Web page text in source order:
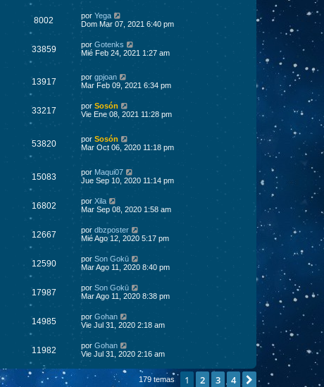
8002 por Yega
Dom Mar 07, 2021 6:40 pm
33859 por Gotenks
Mié Feb 24, 2021 1:27 am
13917 por gpjoan
Mar Feb 09, 2021 6:34 pm
33217 por Sosón
Vie Ene 08, 2021 11:28 pm
53820 por Sosón
Mar Oct 06, 2020 11:18 pm
15083 por Maqui07
Jue Sep 10, 2020 11:14 pm
16802 por Xila
Mar Sep 08, 2020 1:58 am
12667 por dbzposter
Mié Ago 12, 2020 5:17 pm
12590 por Son Gokū
Mar Ago 11, 2020 8:40 pm
17987 por Son Gokū
Mar Ago 11, 2020 8:38 pm
14985 por Gohan
Vie Jul 31, 2020 2:18 am
11982 por Gohan
Vie Jul 31, 2020 2:16 am
179 temas 1 2 3 4 Siguiente